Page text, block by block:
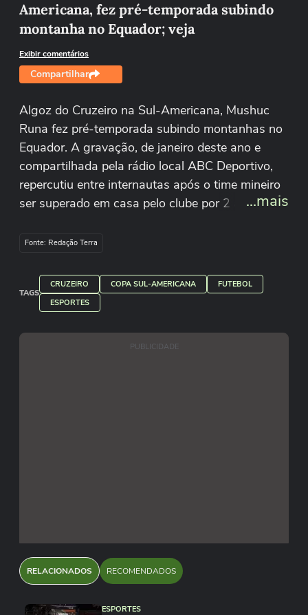
Americana, fez pré-temporada subindo
montanha no Equador; veja
Exibir comentários
Compartilhar
Algoz do Cruzeiro na Sul-Americana, Mushuc
Runa fez pré-temporada subindo montanhas no
Equador. A gravação, de janeiro deste ano e
compartilhada pela rádio local ABC Deportivo,
repercutiu entre internautas após o time mineiro
ser superado em casa pelo clube por 2 a 1. O
aos pés de uma montanha em Ambato, cidade
do nível do mar. Reprodução/ABCDeportivoEc/X
Reprodução/MishellCanseco1/X
...mais
Fonte: Redação Terra
TAGS
CRUZEIRO COPA SUL-AMERICANA
FUTEBOL
ESPORTES
PUBLICIDADE
RELACIONADOS RECOMENDADOS
ESPORTES